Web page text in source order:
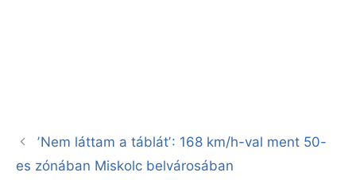
ʼNem láttam a táblátʼ: 168 km/h-val ment 50-
es zónában Miskolc belvárosában